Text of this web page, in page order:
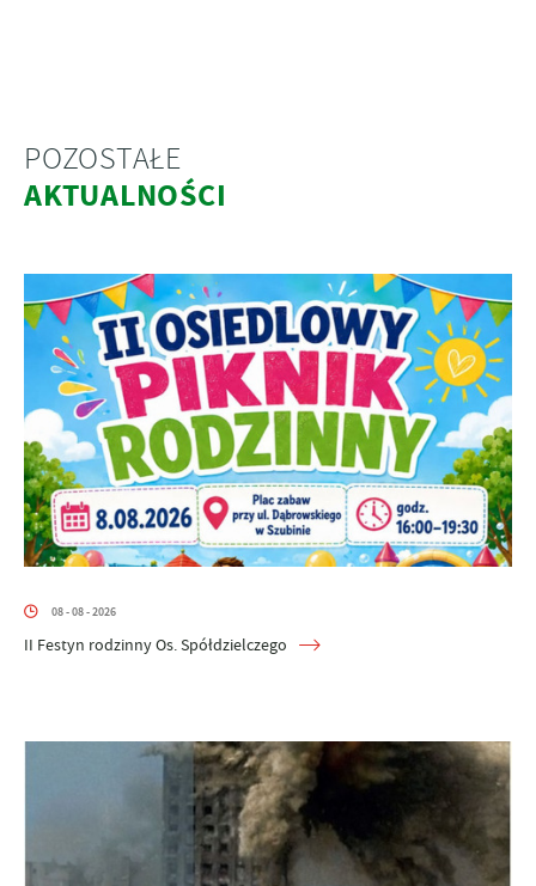
POZOSTAŁE
AKTUALNOŚCI
08 - 08 - 2026
II Festyn rodzinny Os. Spółdzielczego